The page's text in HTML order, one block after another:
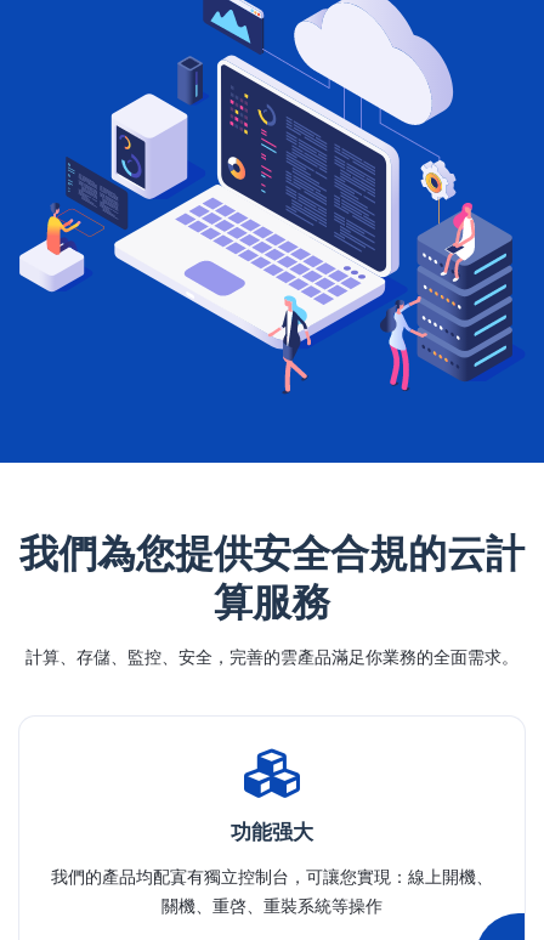
我們為您提供安全合規的云計
算服務
計算、存儲、監控、安全，完善的雲產品滿足你業務的全面需求。
功能强大
我們的產品均配寘有獨立控制台，可讓您實現：線上開機、
關機、重啓、重裝系統等操作